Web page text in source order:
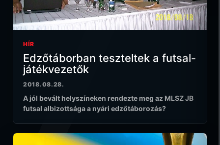
HÍR
Edzőtáborban teszteltek a futsal-
játékvezetők
2018.08.28.
A jól bevált helyszíneken rendezte meg az MLSZ JB
futsal albizottsága a nyári edzőtáborozás?